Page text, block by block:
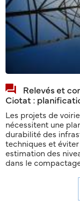
Relevés et
Ciotat :
Les projets de
nécessitent une
durabilité des
techniques et
estimation des
dans le